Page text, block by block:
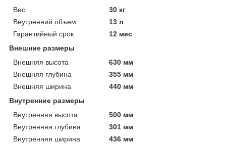
Вес
30 кг
Внутренний объем
13 л
Гарантийный срок
12 мес
Внешние размеры
Внешняя высота
630 мм
Внешняя глубина
355 мм
Внешняя ширина
440 мм
Внутренние размеры
Внутренняя высота
500 мм
Внутренняя глубина
301 мм
Внутренняя ширина
436 мм